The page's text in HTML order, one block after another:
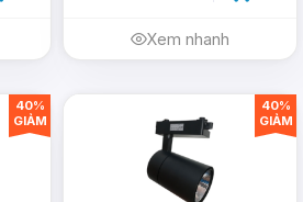
Xem nhanh
40%
GIẢM
40%
GIẢM